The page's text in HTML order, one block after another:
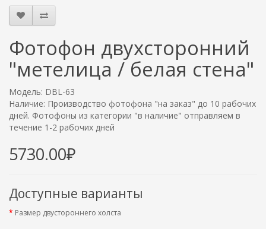
Фотофон двухсторонний
"метелица / белая стена"
Модель: DBL-63
Наличие: Производство фотофона "на заказ" до 10 рабочих
дней. Фотофоны из категории "в наличие" отправляем в
течение 1-2 рабочих дней
5730.00₽
Доступные варианты
Размер двустороннего холста